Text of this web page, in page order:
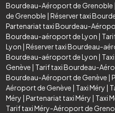
Bourdeau-Aéroport de Grenoble |
de Grenoble | Réserver taxi
Partenariat taxi Bourdeau-
Bourdeau-aéroport de Lyon |
Lyon | Réserver taxi Bourdeau-
Bourdeau-aéroport de Lyon |
Genève | Tarif taxi Bourdeau-
Bourdeau-Aéroport de Genève |
Aéroport de Genève | Taxi Méry |
Méry | Partenariat taxi Méry | Taxi
Tarif taxi Méry-Aéroport de